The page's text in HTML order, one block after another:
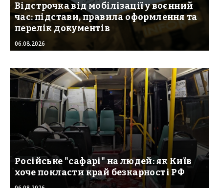
Відстрочка від мобілізації у воєнний
час: підстави, правила оформлення та
перелік документів
06.08.2026
Російське "сафарі" на людей: як Київ
хоче покласти край безкарності РФ